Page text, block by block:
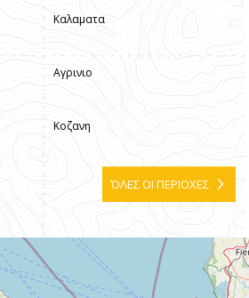
Καλαματα
Αγρινιο
Κοζανη
ΌΛΕΣ ΟΙ ΠΕΡΙΟΧΕΣ